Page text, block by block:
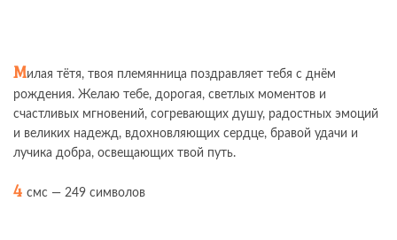
Милая тётя, твоя племянница поздравляет тебя с днём
рождения. Желаю тебе, дорогая, светлых моментов и
счастливых мгновений, согревающих душу, радостных эмоций
и великих надежд, вдохновляющих сердце, бравой удачи и
лучика добра, освещающих твой путь.
4 смс — 249 символов